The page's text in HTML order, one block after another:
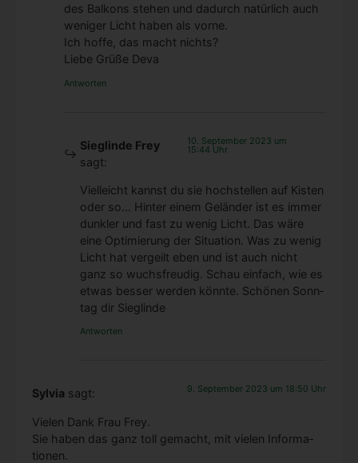
des Bal­kons ste­hen und dadurch natür­lich auch
weni­ger Licht haben als vor­ne.
Ich hof­fe, das macht nichts?
Lie­be Grü­ße Deva
Antworten
Sieglinde Frey
sagt:
10. September 2023 um
15:44 Uhr
Viel­leicht kannst du sie hoch­stel­len auf Kis­ten
oder so… Hin­ter einem Gelän­der ist es immer
dunk­ler und fast zu wenig Licht. Das wäre
eine Opti­mie­rung der Situa­ti­on. Was zu wenig
Licht hat ver­geilt eben und ist auch nicht
ganz so wuchs­freu­dig. Schau ein­fach, wie es
etwas bes­ser wer­den könn­te. Schö­nen Sonn­
tag dir Sieg­lin­de
Antworten
Sylvia sagt: 9. September 2023 um 18:50 Uhr
Vie­len Dank Frau Frey.
Sie haben das ganz toll gemacht, mit vie­len Infor­ma­
tio­nen.